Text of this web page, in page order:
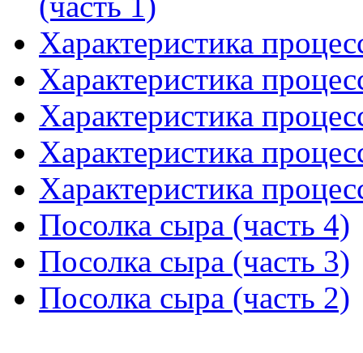
Характеристика
Характеристика
Характеристика
Характеристика
Характеристика
Посолка сыра (часть 4)
Посолка сыра (часть 3)
Посолка сыра (часть 2)